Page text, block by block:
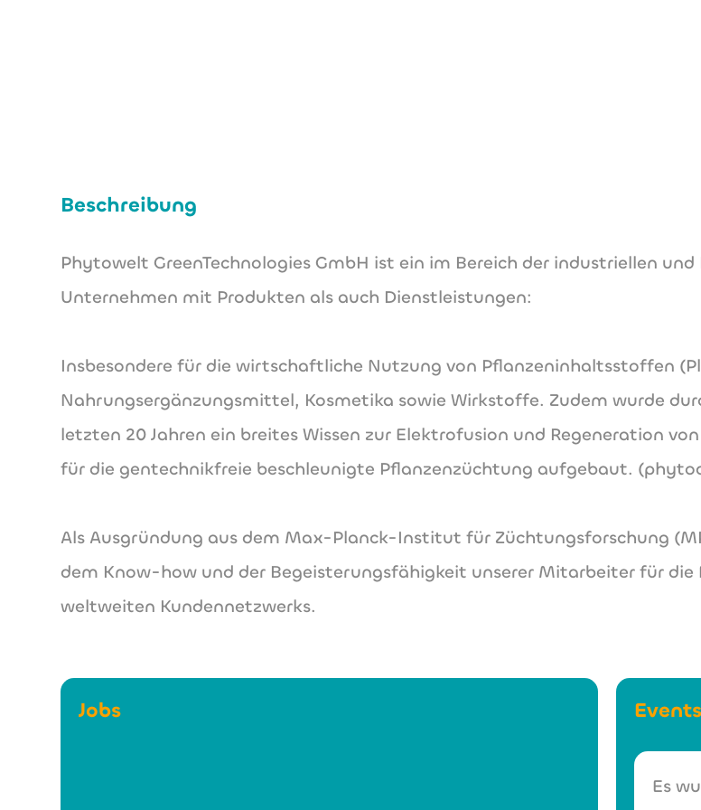
Beschreibung
Phytowelt GreenTechnologies GmbH ist ein im Bereich der industriellen
Unternehmen mit Produkten als auch Dienstleistungen:
Insbesondere für die wirtschaftliche Nutzung von Pflanzeninhaltsstoffen
Nahrungsergänzungsmittel, Kosmetika sowie Wirkstoffe. Zudem wurde
letzten 20 Jahren ein breites Wissen zur Elektrofusion und Regeneration
für die gentechnikfreie beschleunigte Pflanzenzüchtung aufgebaut.
Als Ausgründung aus dem Max-Planck-Institut für Züchtungsforschung
dem Know-how und der Begeisterungsfähigkeit unserer Mitarbeiter für die
weltweiten Kundennetzwerks.
Jobs Events
Es